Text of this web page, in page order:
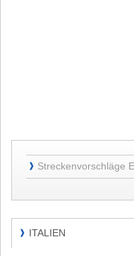
Streckenvorschläge
England
❱ Streckenvorschläge
❱ ITALIEN